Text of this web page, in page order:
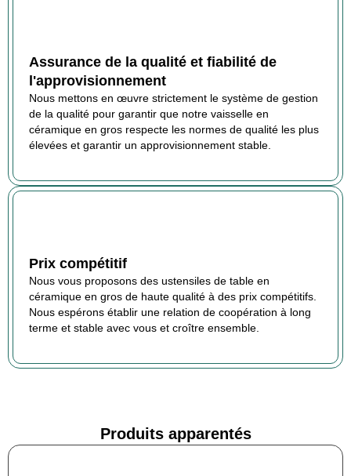
Assurance de la qualité et fiabilité de
l'approvisionnement
Nous mettons en œuvre strictement le système de gestion
de la qualité pour garantir que notre vaisselle en
céramique en gros respecte les normes de qualité les plus
élevées et garantir un approvisionnement stable.
Prix compétitif
Nous vous proposons des ustensiles de table en
céramique en gros de haute qualité à des prix compétitifs.
Nous espérons établir une relation de coopération à long
terme et stable avec vous et croître ensemble.
Produits apparentés